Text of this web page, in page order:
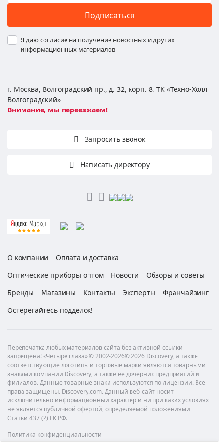
Подписаться
Я даю согласие на получение новостных и других
информационных материалов
г. Москва, Волгоградский пр., д. 32, корп. 8, ТК «Техно-Холл
Волгоградский»
Внимание, мы переезжаем!
Запросить звонок
Написать директору
О компании
Оплата и доставка
Оптические приборы оптом
Новости
Обзоры и советы
Бренды
Магазины Контакты Эксперты
Франчайзинг
Остерегайтесь подделок!
Перепечатка любых материалов сайта без активной ссылки
запрещена! «Четыре глаза» © 2002-2026© 2026 Discovery, а также
соответствующие логотипы и торговые марки являются товарными
знаками компании Discovery, а также ее дочерних предприятий и
филиалов. Данные товарные знаки используются по лицензии. Все
права защищены. Discovery.com. Данный веб-сайт носит
исключительно информационный характер и ни при каких условиях
не является публичной офертой, определяемой положениями
Статьи 437 (2) ГК РФ.
Политика конфиденциальности